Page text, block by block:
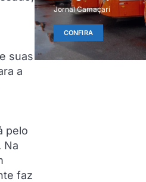
suas
a
pelo
Na
faz
Jornal Camaçari
CONFIRA